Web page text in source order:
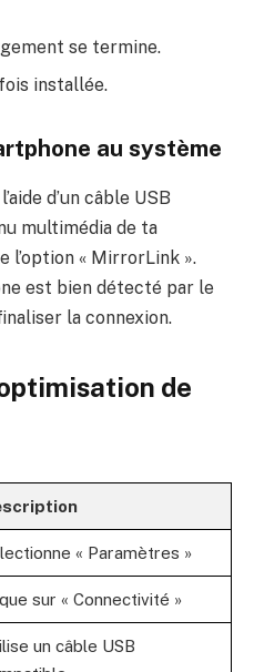
se termine.
installée.
au système
d’un câble USB
multimédia de ta
l’option « MirrorLink ».
est bien détecté par le
la connexion.
de
« Paramètres »
sur « Connectivité »
un câble USB